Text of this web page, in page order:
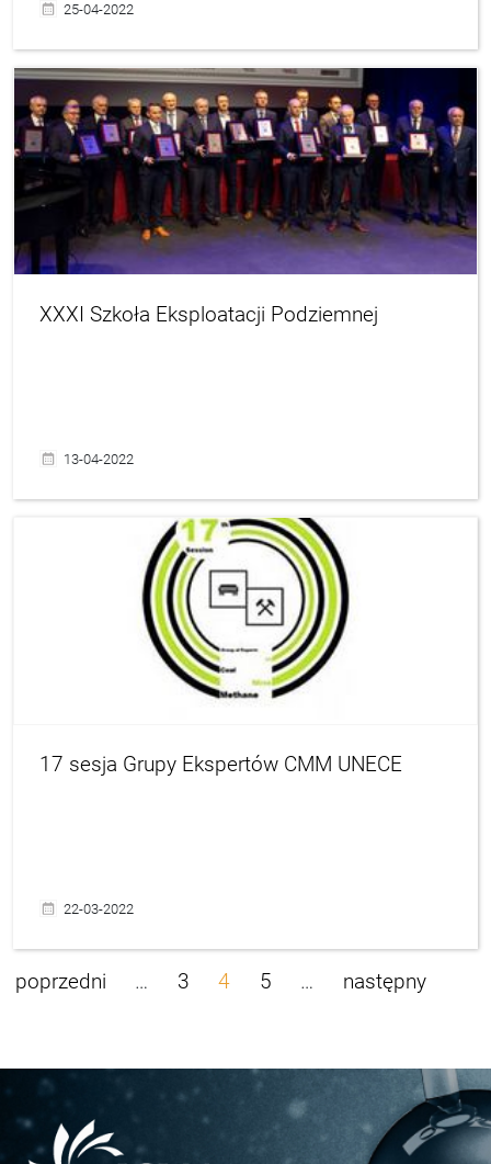
25-04-2022
XXXI Szkoła Eksploatacji Podziemnej
13-04-2022
17 sesja Grupy Ekspertów CMM UNECE
22-03-2022
poprzedni … 3 4 5 … następny